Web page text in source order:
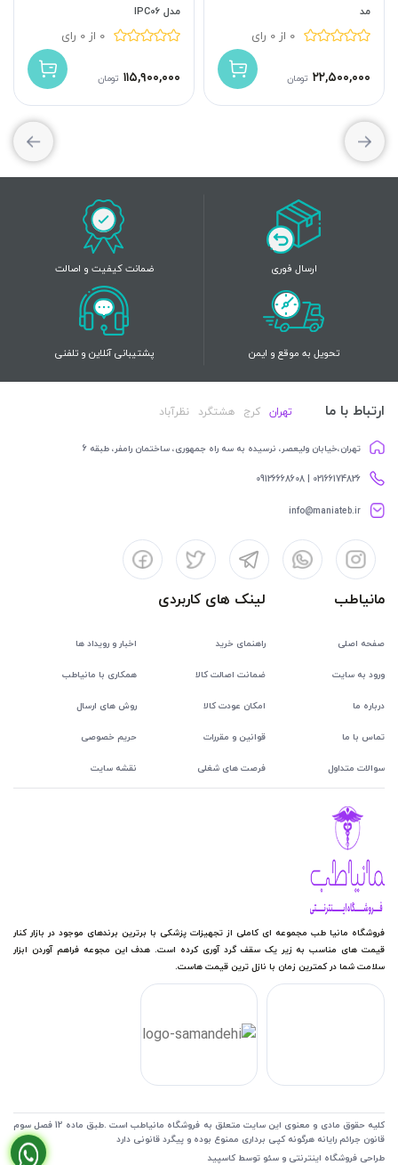
مد
0 از 0 رای
۲۲,۵۰۰,۰۰۰ تومان
مدل IPC06
0 از 0 رای
۱۱۵,۹۰۰,۰۰۰ تومان
ارسال فوری ضمانت کیفیت و اصالت
تحویل به موقع و ایمن پشتیبانی آنلاین و تلفنی
ارتباط با ما تهران کرج هشتگرد نظرآباد
تهران،خیابان ولیعصر، نرسیده به سه راه جمهوری، ساختمان رامفر، طبقه 6
02166174826 | 09126668608
info@maniateb.ir
مانیاطب
صفحه اصلی
ورود به سایت
درباره ما
تماس با ما
سوالات متداول
لینک های کاربردی
راهنمای خرید اخبار و رویداد ها
ضمانت اصالت کالا همکاری با مانیاطب
امکان عودت کالا روش های ارسال
قوانین و مقررات حریم خصوصی
فرصت های شغلی نقشه سایت
فروشگاه مانیا طب مجموعه ای کاملی از تجهیزات پزشکی با برترین برندهای موجود در بازار کنار
قیمت های مناسب به زیر یک سقف گرد آوری کرده است. هدف این مجوعه فراهم آوردن ابزار
سلامت شما در کمترین زمان با نازل ترین قیمت هاست.
کلیه حقوق مادی و معنوی این سایت متعلق به فروشگاه مانیاطب است .طبق ماده 12 فصل سوم
قانون جرائم رایانه هرگونه کپی برداری ممنوع بوده و پیگرد قانونی دارد
طراحی فروشگاه اینترنتی و سئو توسط کاسپید